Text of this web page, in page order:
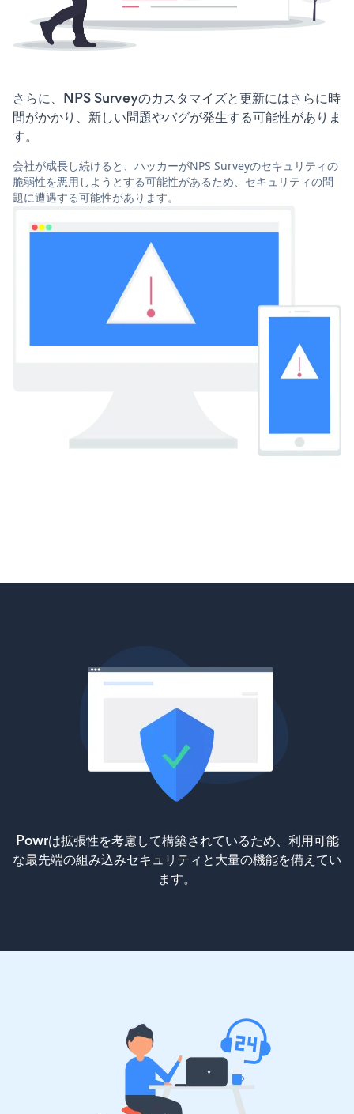
さらに、NPS Surveyのカスタマイズと更新にはさらに時
間がかかり、新しい問題やバグが発生する可能性がありま
す。
会社が成長し続けると、ハッカーがNPS Surveyのセキュリティの
脆弱性を悪用しようとする可能性があるため、セキュリティの問
題に遭遇する可能性があります。
Powrは拡張性を考慮して構築されているため、利用可能
な最先端の組み込みセキュリティと大量の機能を備えてい
ます。